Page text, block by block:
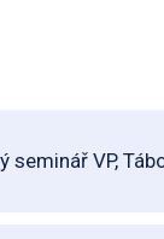
seminář VP,